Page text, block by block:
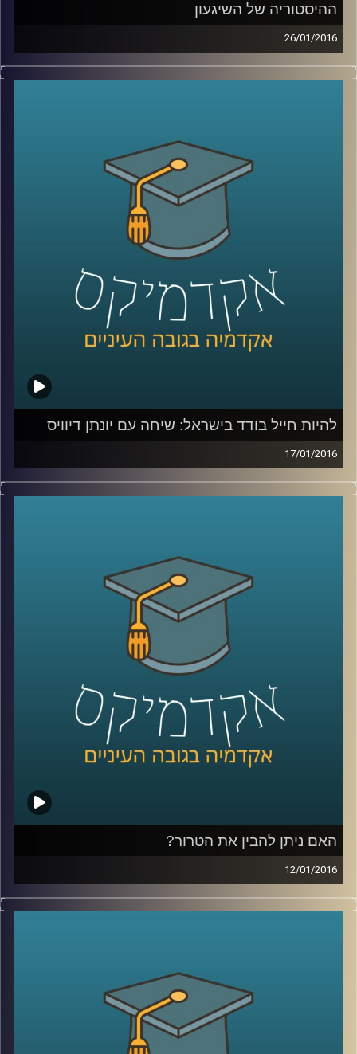
ההיסטוריה של השיגעון
26/01/2016
דוקטור נועה אלבלדה מספרת על מחלת
ניצבות בפני המדע שאלות גדולות לגבי
הסכיזופרניה, ונועה משתפת בהן ובשאיפת
המחקר. גם לחברה אחריות רבה, הקשורה
מהאוכלוסייה, בשגרה ה"נורמטיבית
קרדיט תמונות: AudioVersity
להיות חייל בודד בישראל: שיחה עם יונתן דיוויס
17/01/2016
יונתן דיוויס, סגן הנשיא לקשרי חוץ וראש ביה"ס
ההחלטה לשרת בצה"ל, החוויה כחייל וכסטודנט
בודד, רכישת השפה העברית, והקשר של סיפורו
האישי אל עבודתו בשנים האחרונות במרכז
AudioVersity
האם ניתן להבין את הטרור?
12/01/2016
הטרור מפחיד ומכעיס אותנו, עד כדי כך שאין
הטרור: מה מטרת העל של ארגוני טרור, והאם
הם עוסקים בזה בלבד, או שפעילויותיהם רחבות
הרבה יותר? סביר כי ההבנה של התמונה
המלאה תעזור למדינות ולקבוצות המותקפות